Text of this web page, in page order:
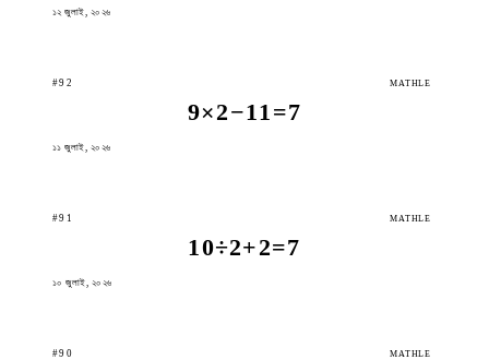
১২ জুলাই, ২০২৬
#92 MATHLE
9×2−11=7
১১ জুলাই, ২০২৬
#91 MATHLE
10÷2+2=7
১০ জুলাই, ২০২৬
#90 MATHLE